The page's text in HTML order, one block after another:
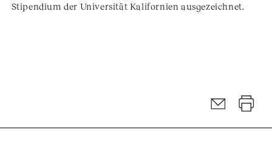
Stipendium der Universität Kalifornien ausgezeichnet.